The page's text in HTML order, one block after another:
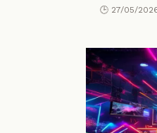
Midseason
🕒 27/05/